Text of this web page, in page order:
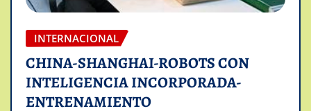
INTERNACIONAL
CHINA-SHANGHAI-ROBOTS CON
INTELIGENCIA INCORPORADA-
ENTRENAMIENTO